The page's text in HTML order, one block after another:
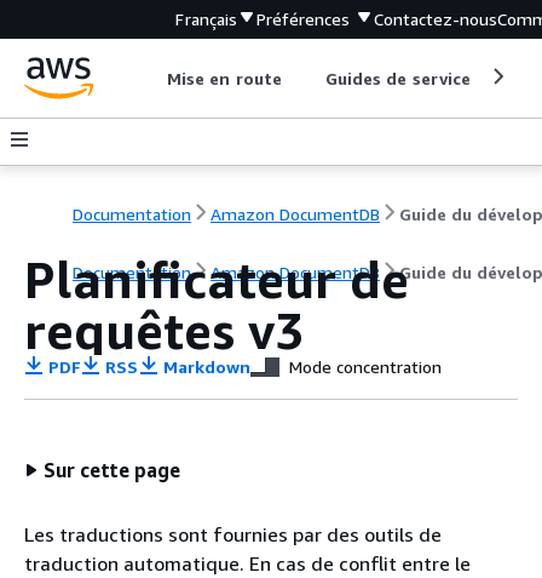
Français Préférences Contactez-nous
Mise en route Guides de service
Documentation Amazon DocumentDB
Documentation Amazon DocumentDB Guide du
Planificateur de
requêtes v3
PDF RSS Markdown Mode concentration
Sur cette page
Les traductions sont fournies par des outils de
traduction automatique. En cas de conflit entre le